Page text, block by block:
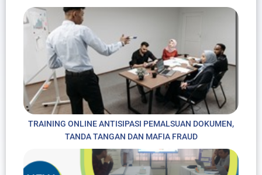
TRAINING ONLINE ANTISIPASI PEMALSUAN DOKUMEN,
TANDA TANGAN DAN MAFIA FRAUD